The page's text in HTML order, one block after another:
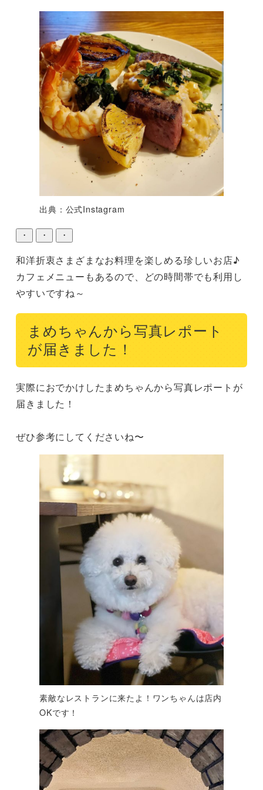
出典：公式Instagram
・ ・ ・
和洋折衷さまざまなお料理を楽しめる珍しいお店♪
カフェメニューもあるので、どの時間帯でも利用し
やすいですね～
まめちゃんから写真レポート
が届きました！
実際におでかけしたまめちゃんから写真レポートが
届きました！
ぜひ参考にしてくださいね〜
素敵なレストランに来たよ！ワンちゃんは店内
OKです！